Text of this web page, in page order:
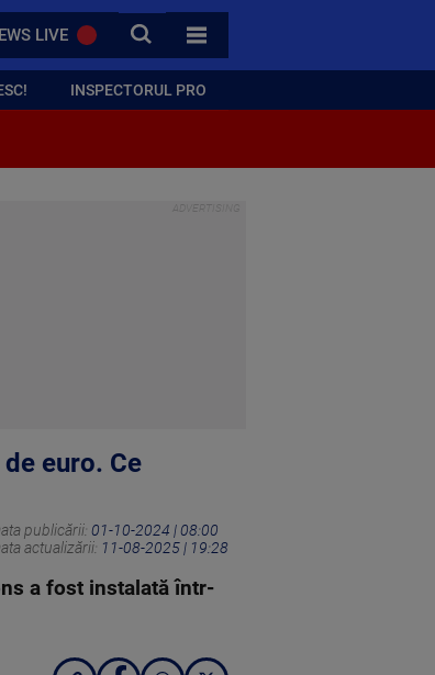
LIVE CAUTA
TOATE CATEGORIILE
INSPECTORUL PRO
euro. Ce
publicării: 01-10-2024 | 08:00
actualizării: 11-08-2025 | 19:28
a fost instalată într-